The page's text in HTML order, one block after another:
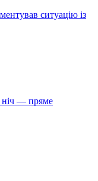
ситуацію із
ніч — пряме